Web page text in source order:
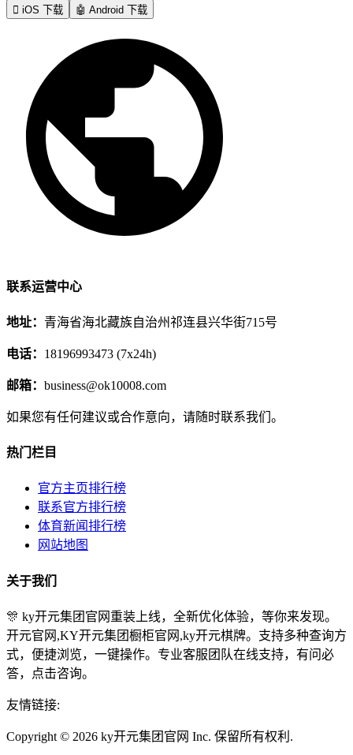
 iOS 下载 🤖 Android 下载
联系运营中心
地址： 青海省海北藏族自治州祁连县兴华街715号
电话： 18196993473 (7x24h)
邮箱： business@ok10008.com
如果您有任何建议或合作意向，请随时联系我们。
热门栏目
官方主页排行榜
联系官方排行榜
体育新闻排行榜
网站地图
关于我们
🎊 ky开元集团官网重装上线，全新优化体验，等你来发现。
开元官网,KY开元集团橱柜官网,ky开元棋牌。支持多种查询方
式，便捷浏览，一键操作。专业客服团队在线支持，有问必
答，点击咨询。
友情链接:
Copyright © 2026 ky开元集团官网 Inc. 保留所有权利.